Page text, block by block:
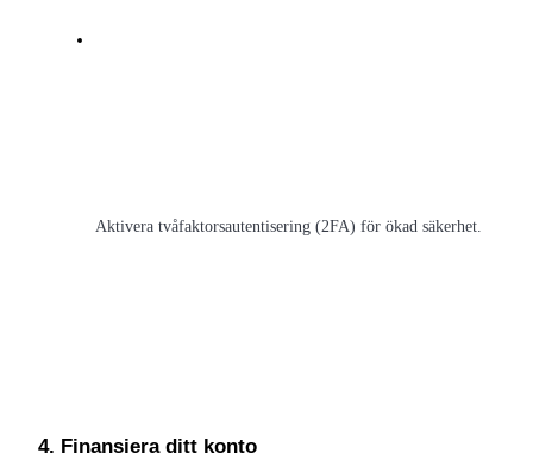
Aktivera tvåfaktorsautentisering (2FA) för ökad säkerhet.
4. Finansiera ditt konto